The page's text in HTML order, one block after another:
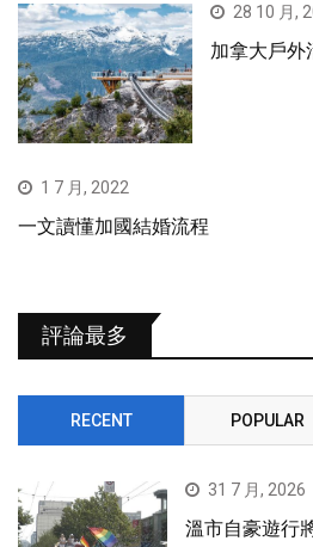
28 10 月,
加拿大戶外
1 7 月, 2022
一文讀懂加國結婚流程
評論最多
RECENT POPULAR
31 7 月, 2026
溫市自豪遊行